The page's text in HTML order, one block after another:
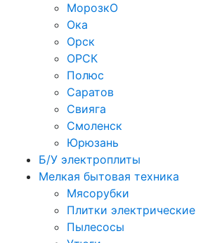
МорозкО
Ока
Орск
ОРСК
Полюс
Саратов
Свияга
Смоленск
Юрюзань
Б/У электроплиты
Мелкая бытовая техника
Мясорубки
Плитки электрические
Пылесосы